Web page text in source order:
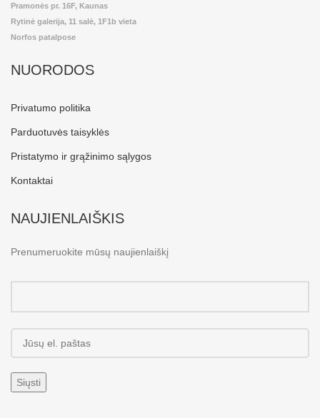
Pramonės pr. 16F, Kaunas
Rytinė galerija, 11 salė, 1F1b vieta
Norfos patalpose
NUORODOS
Privatumo politika
Parduotuvės taisyklės
Pristatymo ir grąžinimo sąlygos
Kontaktai
NAUJIENLAIŠKIS
Prenumeruokite mūsų naujienlaiškį